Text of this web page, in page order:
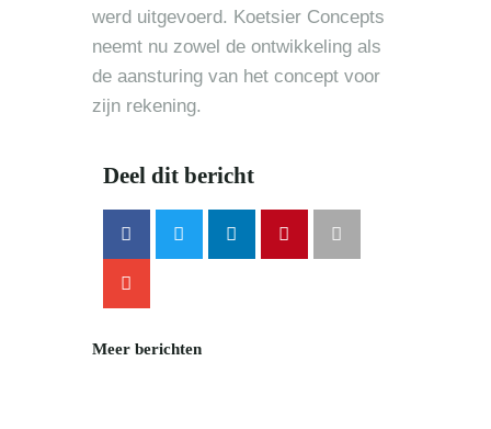
werd uitgevoerd. Koetsier Concepts
neemt nu zowel de ontwikkeling als
de aansturing van het concept voor
zijn rekening.
Deel dit bericht
Meer berichten